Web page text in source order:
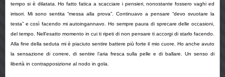
tempo si è dilatata. Ho fatto fatica a scacciare i pensieri, nonostante fossero vaghi ed
irrisori. Mi sono sentita “messa alla prova”. Continuavo a pensare “devo svuotare la
testa” e così facendo mi autoingannavo. Ho sempre paura di sprecare delle occasioni,
del tempo. Nell’esatto momento in cui ti ripeti di non pensare ti accorgi di starlo facendo.
Alla fine della seduta mi è piaciuto sentire battere più forte il mio cuore. Ho anche avuto
la sensazione di correre, di sentire l’aria fresca sulla pelle e di ballare. Un senso di
libertà in contrapposizione al nodo in gola.